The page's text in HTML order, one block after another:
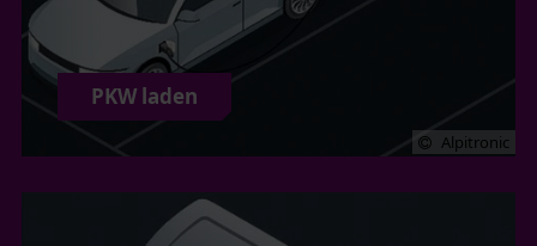
Alpitronic
PKW laden